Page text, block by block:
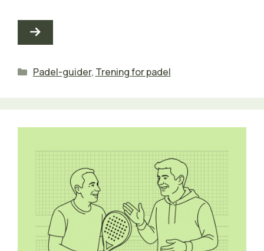
Kategorier
Padel-guider, Trening for padel